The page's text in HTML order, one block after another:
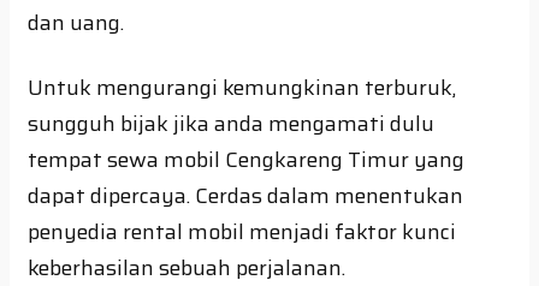
dan uang.
Untuk mengurangi kemungkinan terburuk,
sungguh bijak jika anda mengamati dulu
tempat sewa mobil Cengkareng Timur yang
dapat dipercaya. Cerdas dalam menentukan
penyedia rental mobil menjadi faktor kunci
keberhasilan sebuah perjalanan.